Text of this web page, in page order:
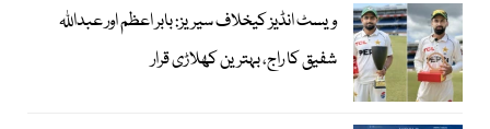
ویسٹ انڈیز کیخلاف سیریز: بابر اعظم اور عبداللہ
شفیق کا راج، بہترین کھلاڑی قرار